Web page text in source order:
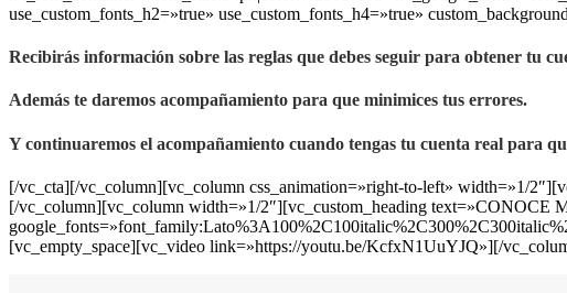
use_custom_fonts_h2=»true» use_custom_fonts_h4=»true»
Recibirás información sobre las reglas que debes seguir para obtener tu
Además te daremos acompañamiento para que minimices tus errores.
Y continuaremos el acompañamiento cuando tengas tu cuenta real para
[/vc_cta][/vc_column][vc_column css_animation=»right-to-left» width=»1/
[/vc_column][vc_column width=»1/2″][vc_custom_heading text=»CONOCE
[vc_empty_space][vc_video link=»https://youtu.be/KcfxN1UuYJQ»][/